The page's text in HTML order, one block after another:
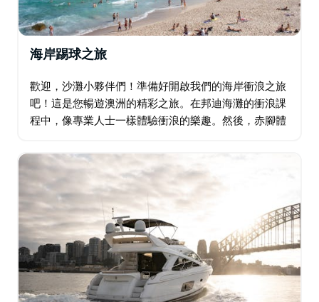
海岸踢球之旅
歡迎，沙灘小夥伴們！準備好開啟我們的海岸衝浪之旅
吧！這是您暢遊澳洲的精彩之旅。在邦迪海灘的衝浪課
程中，像專業人士一樣體驗衝浪的樂趣。然後，赤腳體
樂趣。在海邊漫步之前，先在咖啡館享用一頓美味的早
午餐…